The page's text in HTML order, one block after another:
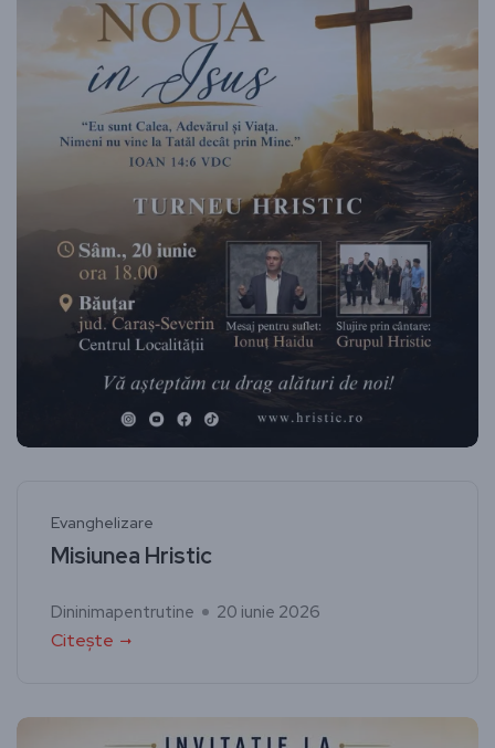
Evanghelizare
Misiunea Hristic
Dininimapentrutine 20 iunie 2026
Citește